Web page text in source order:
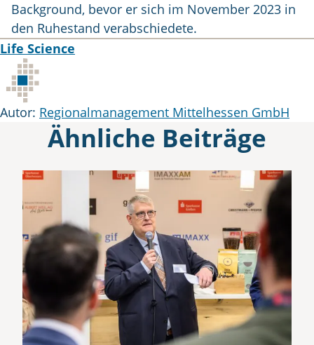
Background, bevor er sich im November 2023 in
den Ruhestand verabschiedete.
Tags
Life Science
Autor: Autor
Regionalmanagement Mittelhessen GmbH
Ähnliche Beiträge